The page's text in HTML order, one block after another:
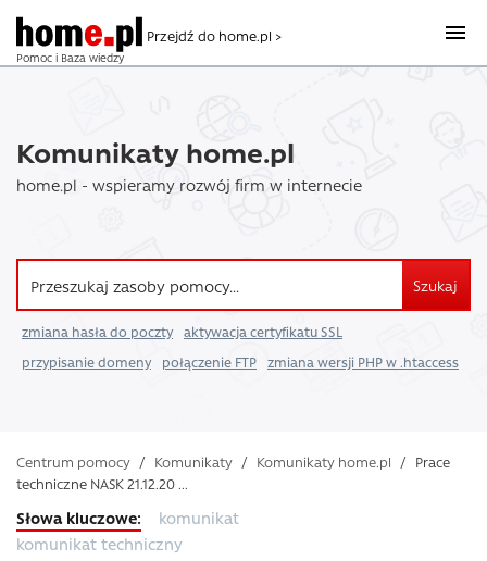
Pomoc i Baza wiedzy
Przejdź do home.pl >
Komunikaty home.pl
home.pl - wspieramy rozwój firm w internecie
Szukaj
zmiana hasła do poczty
aktywacja certyfikatu SSL
przypisanie domeny
połączenie FTP zmiana wersji PHP w .htaccess
Centrum pomocy / Komunikaty / Komunikaty home.pl / Prace
techniczne NASK 21.12.20 ...
komunikat
komunikat techniczny